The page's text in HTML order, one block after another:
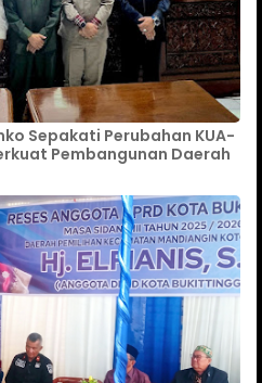
Sepakati Perubahan KUA-
Pembangunan Daerah